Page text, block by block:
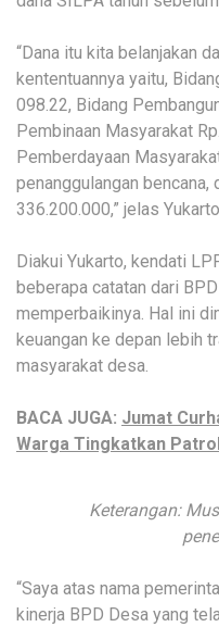
“Dana itu kita belanjakan
kententuannya yaitu,
098.22, Bidang
Pembinaan Masyarakat
Pemberdayaan
penanggulangan bencana,
336.200.000,” jelas
Diakui Yukarto, kendati
beberapa catatan dari
memperbaikinya. Hal ini
keuangan ke depan lebih
masyarakat desa.
BACA JUGA: Jumat
Warga Tingkatkan
Keterangan:
“Saya atas nama
kinerja BPD Desa yang